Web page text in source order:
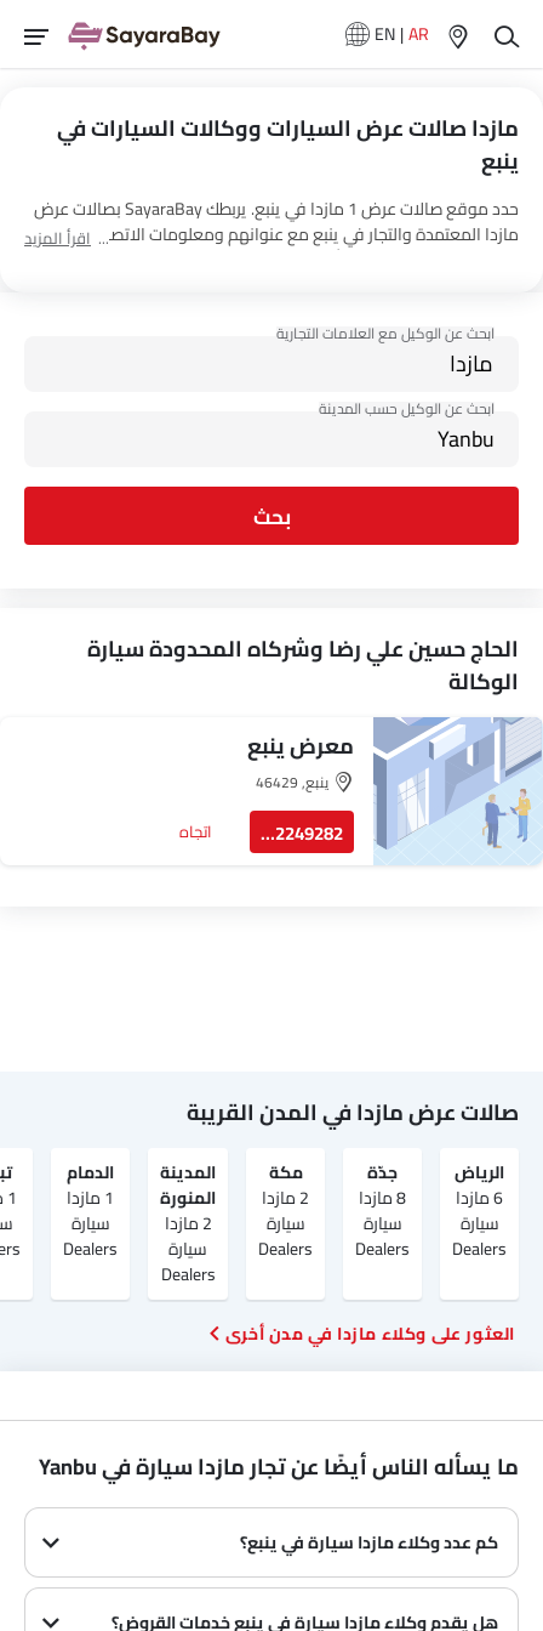
EN|AR
مازدا صالات عرض السيارات ووكالات السيارات في
ينبع
حدد موقع صالات عرض 1 مازدا في ينبع. يربطك SayaraBay بصالات عرض
مازدا المعتمدة والتجار في ينبع مع عنوانهم ومعلومات الاتصال الكاملة.
اقرأ المزيد
بحث
الحاج حسين علي رضا وشركاه المحدودة سيارة
الوكالة
معرض ينبع
ينبع, 46429
122249282 اتجاه
صالات عرض مازدا في المدن القريبة
الرياض‎
6 مازدا
سيارة
Dealers
جدّة
8 مازدا
سيارة
Dealers
مكة
2 مازدا
سيارة
Dealers
المدينة
المنورة
2 مازدا
سيارة
Dealers
الدمام
1 مازدا
سيارة
Dealers
العثور على وكلاء مازدا في مدن أخرى
ما يسأله الناس أيضًا عن تجار مازدا سيارة في Yanbu
كم عدد وكلاء مازدا سيارة في ينبع؟
هل يقدم وكلاء مازدا سيارة في ينبع خدمات القروض؟